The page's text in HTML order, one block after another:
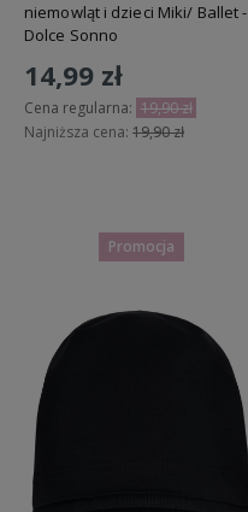
niemowląt i dzieci Miki/ Ballet -
Dolce Sonno
14,99 zł
Cena regularna: 19,90 zł
Najniższa cena: 19,90 zł
Promocja